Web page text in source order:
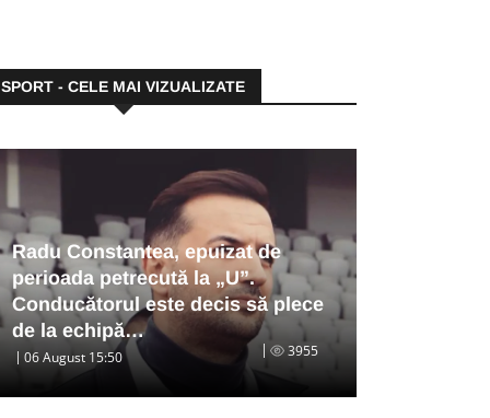
SPORT - CELE MAI VIZUALIZATE
Radu Constantea, epuizat de
perioada petrecută la „U”.
Conducătorul este decis să plece
de la echipă…
06 August 15:50 3955